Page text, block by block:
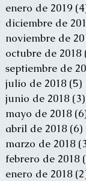
enero de 2019
diciembre de
noviembre de
octubre de 2018
septiembre de
julio de 2018 (5)
junio de 2018 (3)
mayo de 2018
abril de 2018 (6)
marzo de 2018
febrero de 2018
enero de 2018